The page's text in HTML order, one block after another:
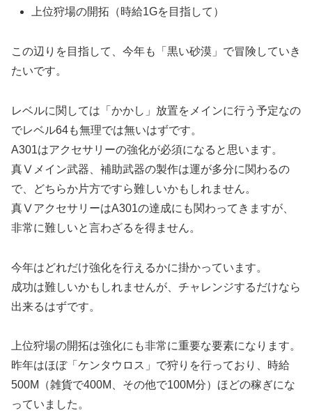
上位狩場の開拓（時給1Gを目指して）
この辺りを目指して、今年も「黒い砂漠」で冒険していき
たいです。
レベルに関しては「かかし」放置をメインに行う予定なの
でレベル64も無理では無いはずです。
A301はアクセサリーの強化が必須になると思います。
真Ⅴメイン武器、補助武器の製作は運が多分に関わるの
で、どちらか片方ですら難しいかもしれません。
真ⅤアクセサリーはA301の達成にも関わってきますが、
非常に難しいと言わざるを得ません。
今年はどれだけ強化を行えるかに掛かっています。
成功は難しいかもしれませんが、チャレンジするだけなら
出来るはずです。
上位狩場の開拓は強化にも非常に重要な要素になります。
昨年はほぼ「ケンタウロス」で狩りを行っており、時給
500M（雑貨で400M、その他で100M分）ほどの稼ぎにな
っていました。